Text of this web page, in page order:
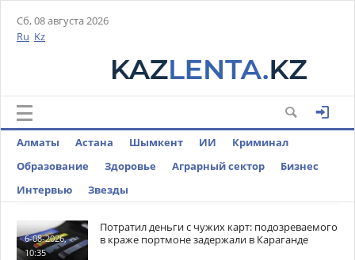
Сб, 08 августа 2026
Ru Kz
Алматы Астана Шымкент ИИ
Криминал
Образование
Здоровье Аграрный сектор
Бизнес
Интервью
Звезды
6-08-2026,
10:35
Потратил деньги с чужих карт: подозреваемого
в краже портмоне задержали в Караганде